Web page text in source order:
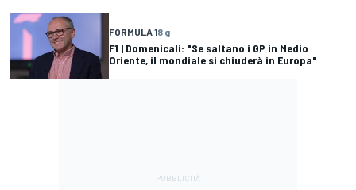
FORMULA 18 g
F1 | Domenicali: "Se saltano i GP in Medio
Oriente, il mondiale si chiuderà in Europa"